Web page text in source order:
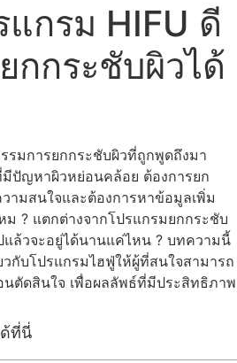
แกรม HIFU ดี
กกระชับผิวได้
รมการยกกระชับผิวที่ถูกพูดถึงมา
มีปัญหาผิวหย่อนคล้อย ต้องการยก
ามสนใจและต้องการหาข้อมูลเพิ่ม
ม ? แตกต่างจากโปรแกรมยกกระชับ
แล้วจะอยู่ได้นานแค่ไหน ? บทความนี้
วกับโปรแกรมไฮฟู่ให้ผู้ที่สนใจสามารถ
นตัดสินใจ เพื่อผลลัพธ์ที่มีประสิทธิภาพ
ที่นี่